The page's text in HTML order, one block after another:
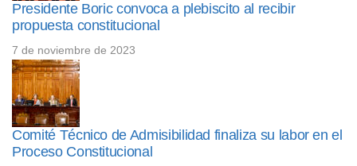
Presidente Boric convoca a plebiscito al recibir
propuesta constitucional
7 de noviembre de 2023
Comité Técnico de Admisibilidad finaliza su labor en el
Proceso Constitucional